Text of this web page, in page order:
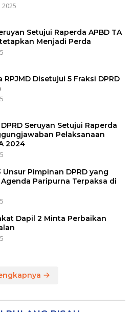
Setujui Raperda APBD TA
Menjadi Perda
RPJMD Disetujui 5 Fraksi DPRD
Seruyan Setujui Raperda
Pelaksanaan
2024
Unsur Pimpinan DPRD yang
Agenda Paripurna Terpaksa di
Dapil 2 Minta Perbaikan